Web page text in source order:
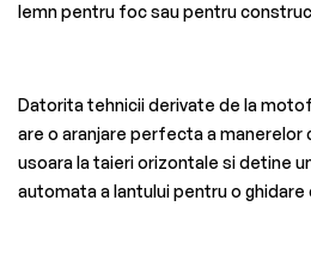
lemn pentru foc sau pentru
Datorita tehnicii derivate de la
are o aranjare perfecta a manerelor
usoara la taieri orizontale si detine
automata a lantului pentru o